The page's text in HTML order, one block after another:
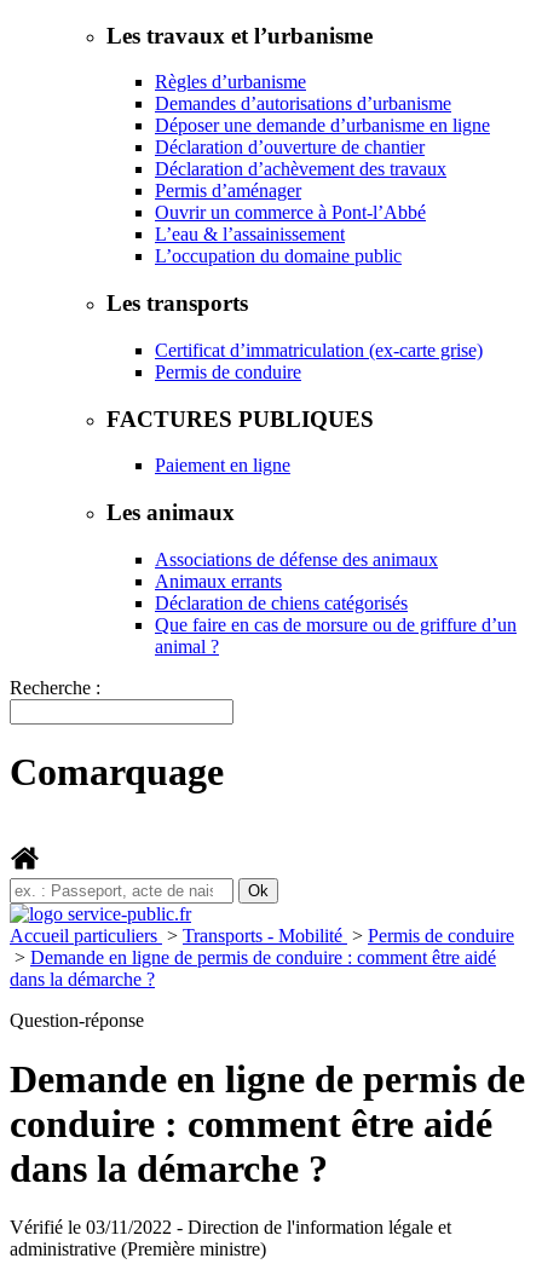
Les travaux et l’urbanisme
Règles d’urbanisme
Demandes d’autorisations d’urbanisme
Déposer une demande d’urbanisme en ligne
Déclaration d’ouverture de chantier
Déclaration d’achèvement des travaux
Permis d’aménager
Ouvrir un commerce à Pont-l’Abbé
L’eau & l’assainissement
L’occupation du domaine public
Les transports
Certificat d’immatriculation (ex-carte grise)
Permis de conduire
FACTURES PUBLIQUES
Paiement en ligne
Les animaux
Associations de défense des animaux
Animaux errants
Déclaration de chiens catégorisés
Que faire en cas de morsure ou de griffure d’un
animal ?
Recherche :
Comarquage
Accueil particuliers > Transports - Mobilité > Permis de conduire
> Demande en ligne de permis de conduire : comment être aidé
dans la démarche ?
Question-réponse
Demande en ligne de permis de
conduire : comment être aidé
dans la démarche ?
Vérifié le 03/11/2022 - Direction de l'information légale et
administrative (Première ministre)